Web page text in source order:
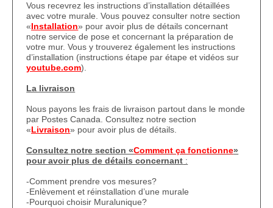
Vous recevrez les instructions d’installation détaillées
avec votre murale. Vous pouvez consulter notre section
«Installation» pour avoir plus de détails concernant
notre service de pose et concernant la préparation de
votre mur. Vous y trouverez également les instructions
d’installation (instructions étape par étape et vidéos sur
youtube.com).
La livraison
Nous payons les frais de livraison partout dans le monde
par Postes Canada. Consultez notre section
«Livraison» pour avoir plus de détails.
Consultez notre section «Comment ça fonctionne»
pour avoir plus de détails concernant :
-Comment prendre vos mesures?
-Enlèvement et réinstallation d’une murale
-Pourquoi choisir Muralunique?